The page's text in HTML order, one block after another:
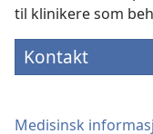
til klinikere som
Kontakt
Medisinsk